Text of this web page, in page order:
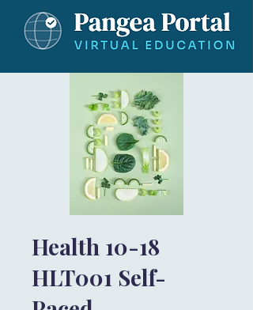
Health 10-18
HLT001 Self-